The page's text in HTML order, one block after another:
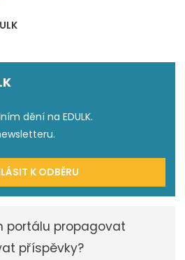
dění na EDULK.
K ODBĚRU
portálu propagovat
příspěvky?